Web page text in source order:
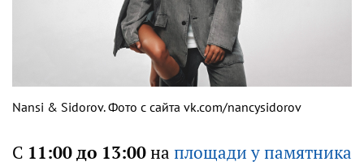
Nansi & Sidorov. Фото с сайта vk.com/nancysidorov
С 11:00 до 13:00на площади у памятника